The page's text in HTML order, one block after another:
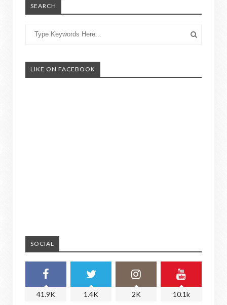
SEARCH
LIKE ON FACEBOOK
SOCIAL
41.9K 1.4K 2K 10.1k